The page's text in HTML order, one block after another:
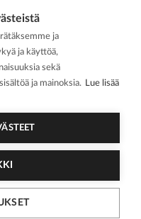
Hammaslääkäriliitto
ja
ja käyttöä,
sekä
ja mainoksia. Lue lisää